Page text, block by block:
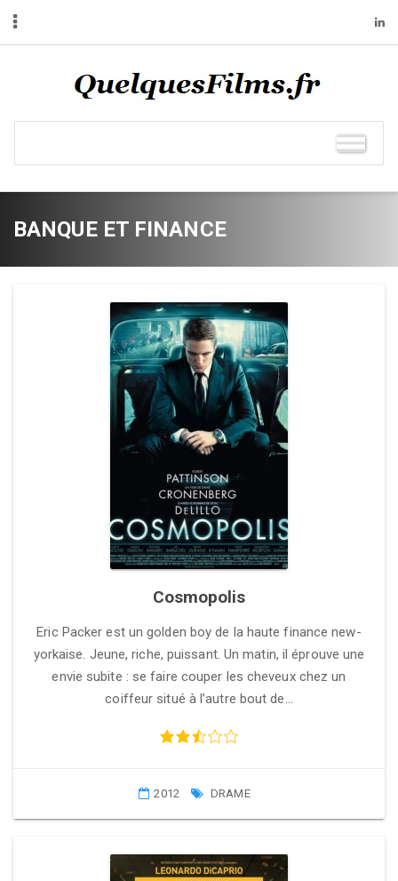
BANQUE ET FINANCE
Cosmopolis
Eric Packer est un golden boy de la haute finance new-
yorkaise. Jeune, riche, puissant. Un matin, il éprouve une
envie subite : se faire couper les cheveux chez un
coiffeur situé à l’autre bout de…
2012 DRAME